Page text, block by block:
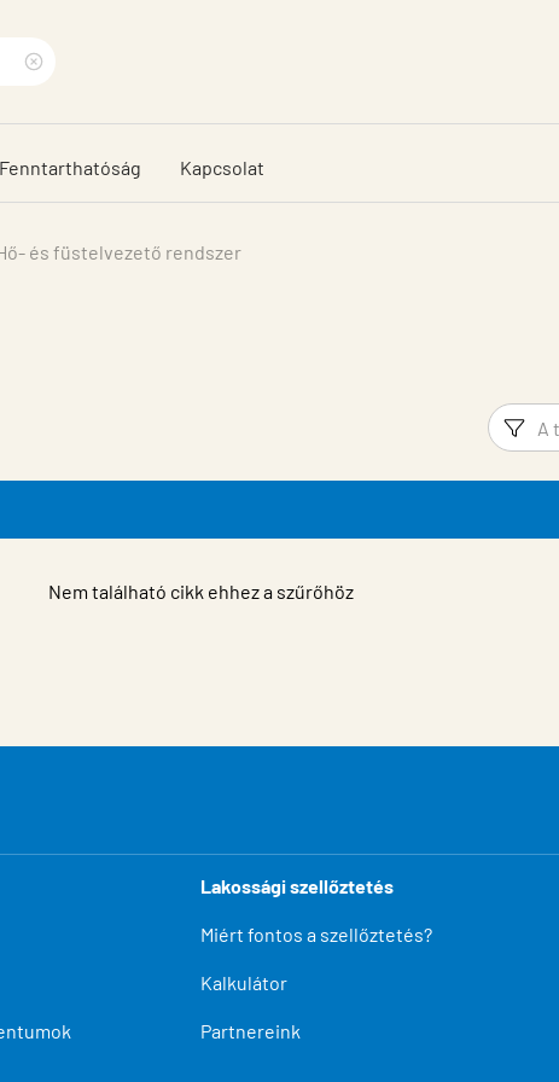
search
phrase
Fenntarthatóság Kapcsolat
és füstelvezető rendszer
Szűrő
Nem található cikk ehhez a szűrőhöz
Lakossági szellőztetés
Miért fontos a szellőztetés?
Kalkulátor
Partnereink